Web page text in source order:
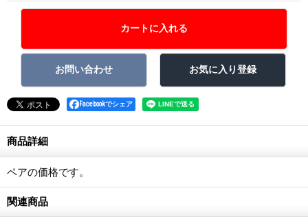
Facebookでシェア
商品詳細
ペアの価格です。
関連商品